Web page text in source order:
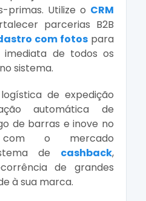
primas. Utilize o CRM
parcerias B2B
com fotospara
imediata de todos os
sistema.
de expedição
automática de
de barras e inove no
com o mercado
de cashback,
de grandes
à sua marca.